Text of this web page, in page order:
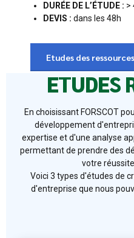
DURÉE DE L’ÉTUDE : >
DEVIS : dans les 48h
Etudes des ressources
ETUDES
En choisissant FORSCOT
développement
expertise et d'une analyse
permettant de prendre des
votre
Voici 3 types d'études de
d'entreprise que nous